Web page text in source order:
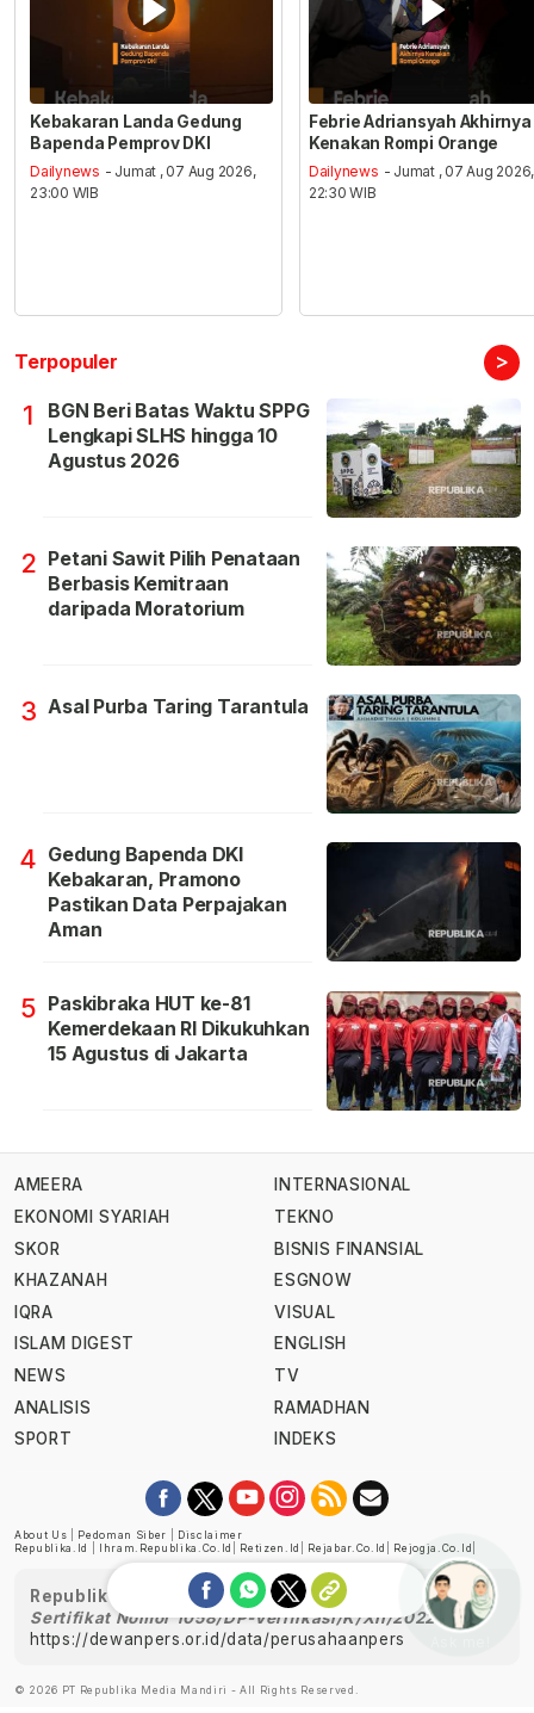
Kebakaran Landa Gedung
Bapenda Pemprov DKI
Dailynews - Jumat , 07 Aug 2026,
23:00 WIB
Febrie Adriansyah Akhirnya
Kenakan Rompi Orange
Dailynews - Jumat , 07 Aug 2026,
22:30 WIB
Terpopuler >
1
BGN Beri Batas Waktu SPPG
Lengkapi SLHS hingga 10
Agustus 2026
2 Petani Sawit Pilih Penataan
Berbasis Kemitraan
daripada Moratorium
3 Asal Purba Taring Tarantula
4 Gedung Bapenda DKI
Kebakaran, Pramono
Pastikan Data Perpajakan
Aman
5 Paskibraka HUT ke-81
Kemerdekaan RI Dikukuhkan
15 Agustus di Jakarta
AMEERA
EKONOMI SYARIAH
SKOR
KHAZANAH
IQRA
ISLAM DIGEST
NEWS
ANALISIS
SPORT
INTERNASIONAL
TEKNO
BISNIS FINANSIAL
ESGNOW
VISUAL
ENGLISH
TV
RAMADHAN
INDEKS
About Us Pedoman Siber
Disclaimer
Republika.id
Ihram.republika.co.id Retizen.id Rejabar.co.id Rejogja.co.id
Republika telah diverifikasi oleh Dewan Pers
Sertifikat Nomor 1058/DP-Verifikasi/K/XII/2022
https://dewanpers.or.id/data/perusahaanpers
© 2026 PT Republika Media Mandiri - All Rights Reserved.